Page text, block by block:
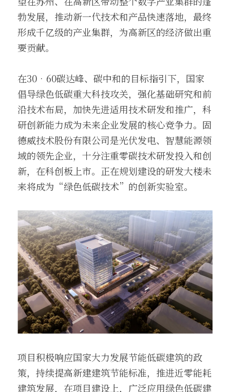
勃发展，推动新一代技术和产品快速落地，最终
形成千亿级的产业集群，为高新区的经济做出重
要贡献。
在30•60碳达峰、碳中和的目标指引下，国家
倡导绿色低碳重大科技攻关，强化基础研究和前
沿技术布局，加快先进适用技术研发和推广，科
研创新能力成为未来企业发展的核心竞争力。固
德威技术股份有限公司是光伏发电、智慧能源领
域的领先企业，十分注重零碳技术研发投入和创
新，在科创板上市。正在规划建设的研发大楼未
来将成为“绿色低碳技术”的创新实验室。
项目积极响应国家大力发展节能低碳建筑的政
策，持续提高新建建筑节能标准，推进近零能耗
建筑发展，在项目建设上，广泛应用绿色低碳建